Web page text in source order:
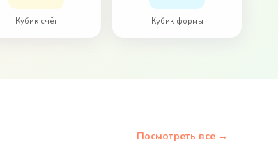
Кубик счёт Кубик формы
Посмотреть все →